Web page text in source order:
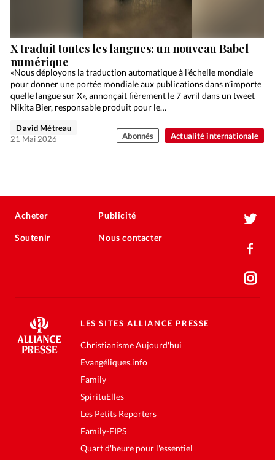
Actualité internationale
X traduit toutes les langues: un nouveau Babel
numérique
«Nous déployons la traduction automatique à l’échelle mondiale
pour donner une portée mondiale aux publications dans n’importe
quelle langue sur X», annonçait fièrement le 7 avril dans un tweet
Nikita Bier, responsable produit pour le…
David Métreau
21 Mai 2026
Abonnés
Acheter
Soutenir
Publicité
Nous contacter
LES SITES ALLIANCE PRESSE
Christianisme Aujourd'hui
Evangéliques.info
Family
SpirituElles
Les Petits Reporters
Family-FIPS
Quart d'heure pour l'essentiel